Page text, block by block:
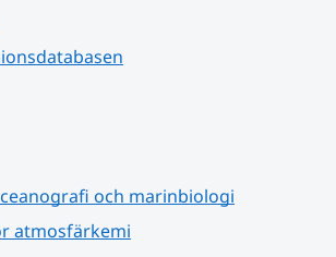
och marinbiologi
atmosfärkemi